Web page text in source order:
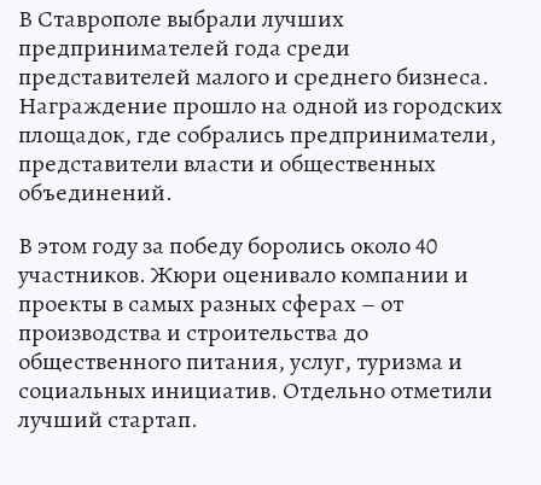
В Ставрополе выбрали лучших
предпринимателей года среди
представителей малого и среднего бизнеса.
Награждение прошло на одной из городских
площадок, где собрались предприниматели,
представители власти и общественных
объединений.
В этом году за победу боролись около 40
участников. Жюри оценивало компании и
проекты в самых разных сферах – от
производства и строительства до
общественного питания, услуг, туризма и
социальных инициатив. Отдельно отметили
лучший стартап.